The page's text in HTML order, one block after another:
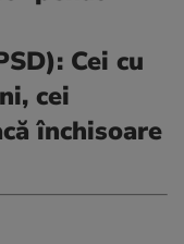
Cei cu
cei
închisoare